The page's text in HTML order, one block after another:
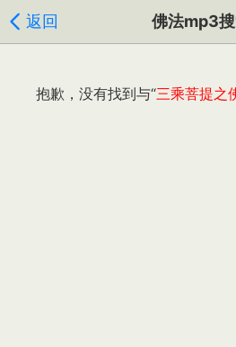
返回 佛法mp3
抱歉，没有找到与“三乘菩提之